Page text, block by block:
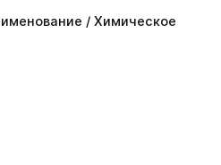
/ Химическое